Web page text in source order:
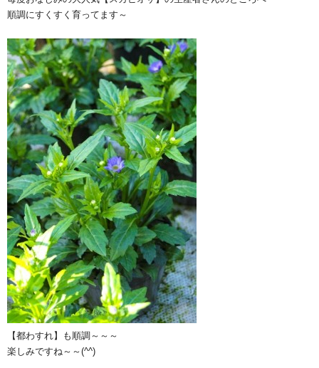
順調にすくすく育ってます～
【都わすれ】も順調～～～
楽しみですね～～(^^)